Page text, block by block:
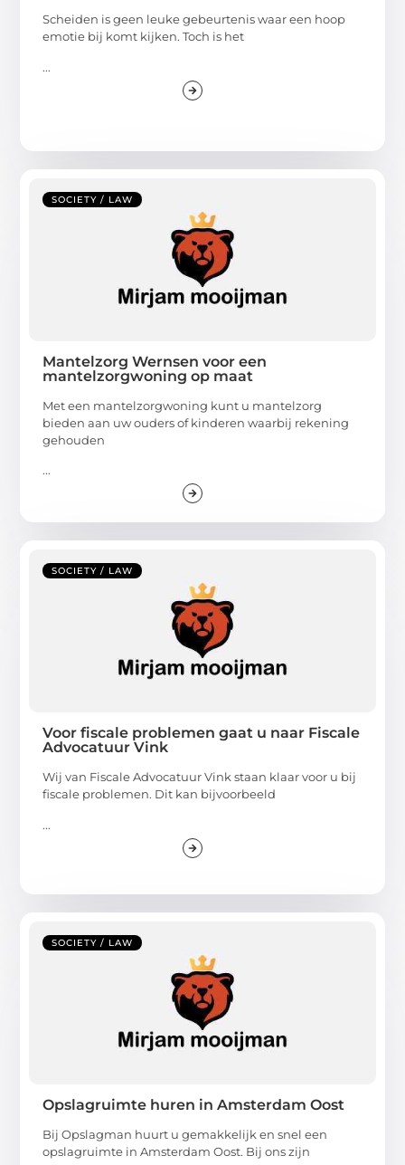
Scheiden is geen leuke gebeurtenis waar een hoop
emotie bij komt kijken. Toch is het
...
SOCIETY / LAW
Mantelzorg Wernsen voor een
mantelzorgwoning op maat
Met een mantelzorgwoning kunt u mantelzorg
bieden aan uw ouders of kinderen waarbij rekening
gehouden
...
SOCIETY / LAW
Voor fiscale problemen gaat u naar Fiscale
Advocatuur Vink
Wij van Fiscale Advocatuur Vink staan klaar voor u bij
fiscale problemen. Dit kan bijvoorbeeld
...
SOCIETY / LAW
Opslagruimte huren in Amsterdam Oost
Bij Opslagman huurt u gemakkelijk en snel een
opslagruimte in Amsterdam Oost. Bij ons zijn